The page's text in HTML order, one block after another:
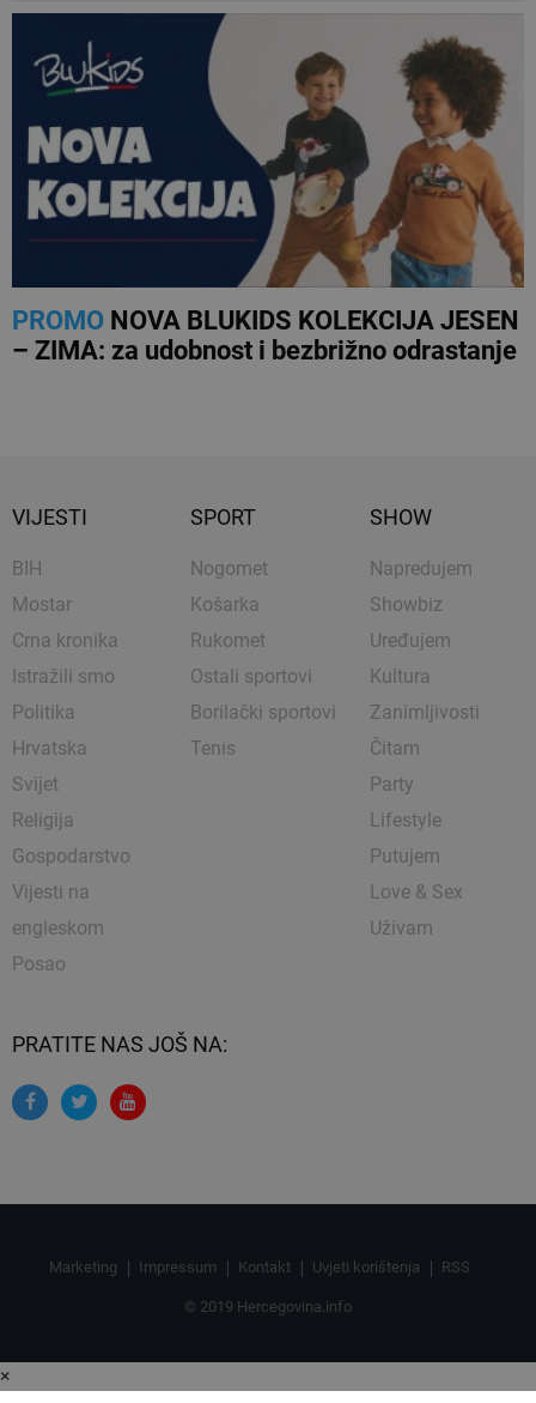
PROMONOVA BLUKIDS KOLEKCIJA JESEN
– ZIMA: za udobnost i bezbrižno odrastanje
VIJESTI
BIH
Mostar
Crna kronika
Istražili smo
Politika
Hrvatska
Svijet
Religija
Gospodarstvo
Vijesti na
engleskom
Posao
SPORT
Nogomet
Košarka
Rukomet
Ostali sportovi
Borilački sportovi
Tenis
SHOW
Napredujem
Showbiz
Uređujem
Kultura
Zanimljivosti
Čitam
Party
Lifestyle
Putujem
Love & Sex
Uživam
PRATITE NAS JOŠ NA:
Marketing Impressum Kontakt Uvjeti korištenja RSS
© 2019 Hercegovina.info
×